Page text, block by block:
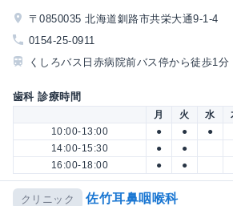
〒0850035 北海道釧路市共栄大通9-1-4
0154-25-0911
くしろバス日赤病院前バス停から徒歩1分
歯科 診療時間
月 火 水
10:00-13:00
● ● ●
14:00-15:30
● ●
16:00-18:00
● ●
クリニック 佐竹耳鼻咽喉科